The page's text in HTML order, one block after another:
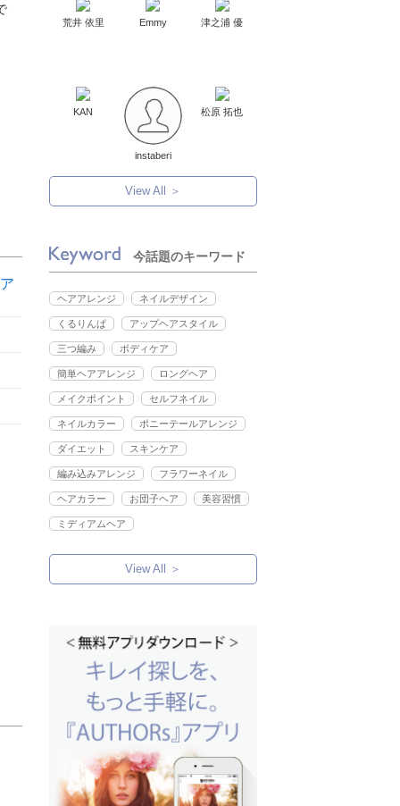
荒井 依里 Emmy 津之浦 優
KAN
instaberi
松原 拓也
View All ＞
今話題のキーワード
ヘアアレンジ ネイルデザイン
くるりんぱ アップヘアスタイル
三つ編み ボディケア
簡単ヘアアレンジ ロングヘア
メイクポイント セルフネイル
ネイルカラー ポニーテールアレンジ
ダイエット スキンケア
編み込みアレンジ フラワーネイル
ヘアカラー お団子ヘア 美容習慣
ミディアムヘア
View All ＞